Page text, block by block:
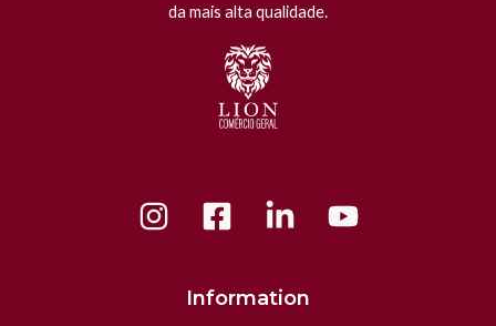
da mais alta qualidade.
Information